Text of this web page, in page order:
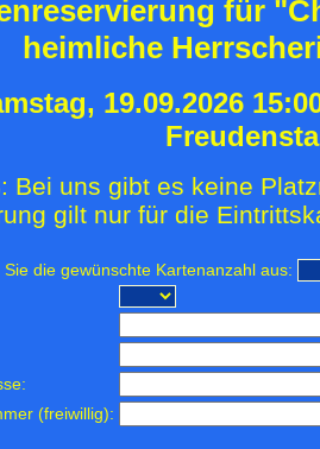
für
heimliche
19.09.2026
Bei uns gibt es keine
gilt nur für die
Sie die gewünschte Kartenanzahl aus:
(freiwillig):